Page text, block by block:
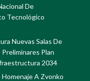
De
Tecnológico
Nuevas Salas De
Plan
2034
Homenaje A Zvonko